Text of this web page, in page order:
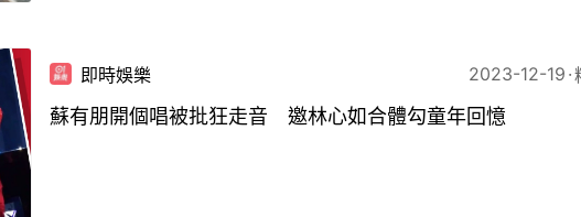
即時娛樂 2023-12-19
蘇有朋開個唱被批狂走音 邀林心如合體勾童年回憶